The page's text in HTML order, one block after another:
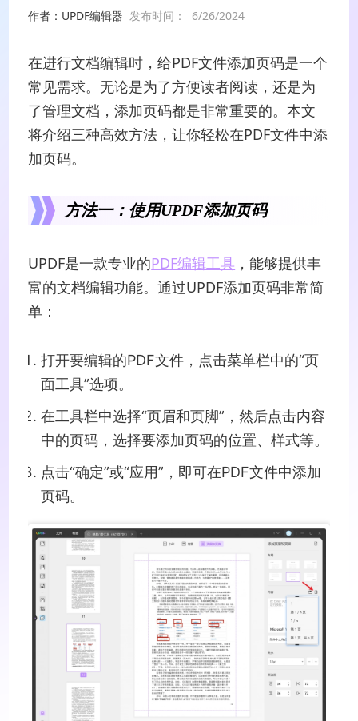
作者：UPDF编辑器 发布时间： 6/26/2024
在进行文档编辑时，给PDF文件添加页码是一个
常见需求。无论是为了方便读者阅读，还是为
了管理文档，添加页码都是非常重要的。本文
将介绍三种高效方法，让你轻松在PDF文件中添
加页码。
方法一：使用UPDF添加页码
UPDF是一款专业的PDF编辑工具 ，能够提供丰
富的文档编辑功能。通过UPDF添加页码非常简
单：
打开要编辑的PDF文件，点击菜单栏中的“页
面工具”选项。
在工具栏中选择“页眉和页脚”，然后点击内容
中的页码，选择要添加页码的位置、样式等。
点击“确定”或“应用”，即可在PDF文件中添加
页码。